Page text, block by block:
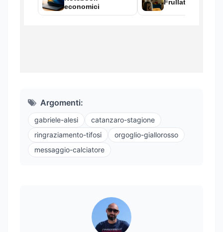
Argomenti:
gabriele-alesi
catanzaro-stagione
ringraziamento-tifosi
orgoglio-giallorosso
messaggio-calciatore